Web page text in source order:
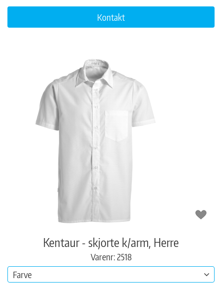
Kontakt
Kentaur - skjorte k/arm, Herre
Varenr: 2518
Farve